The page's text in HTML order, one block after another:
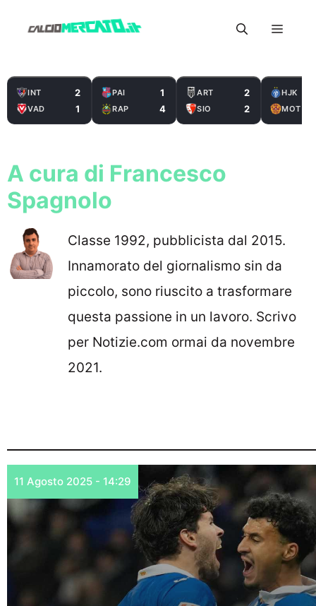
Menu
INT 2
VAD 1
PAI 1
RAP 4
ART 2
SIO 2
HJK
MOT
A cura di Francesco
Spagnolo
Classe 1992, pubblicista dal 2015.
Innamorato del giornalismo sin da
piccolo, sono riuscito a trasformare
questa passione in un lavoro. Scrivo
per Notizie.com ormai da novembre
2021.
11 Agosto 2025 - 14:29